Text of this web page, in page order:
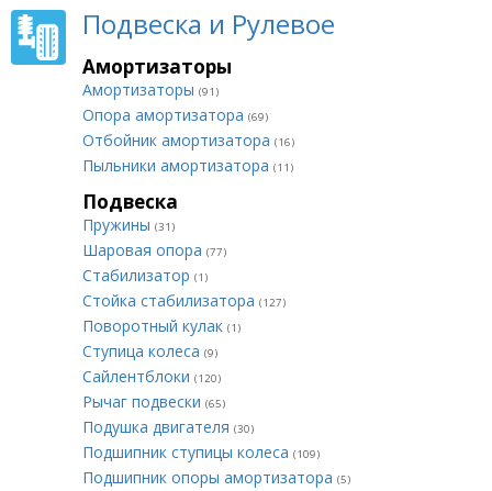
Подвеска и Рулевое
Амортизаторы
Амортизаторы (91)
Опора амортизатора (69)
Отбойник амортизатора (16)
Пыльники амортизатора (11)
Подвеска
Пружины (31)
Шаровая опора (77)
Стабилизатор (1)
Стойка стабилизатора (127)
Поворотный кулак (1)
Ступица колеса (9)
Сайлентблоки (120)
Рычаг подвески (65)
Подушка двигателя (30)
Подшипник ступицы колеса (109)
Подшипник опоры амортизатора (5)